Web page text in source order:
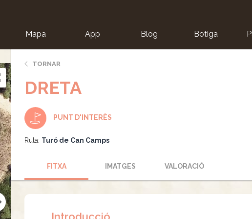
Mapa App Blog Botiga
TORNAR
DRETA
PUNT D'INTERÈS
Ruta: Turó de Can Camps
FITXA IMATGES VALORACIÓ